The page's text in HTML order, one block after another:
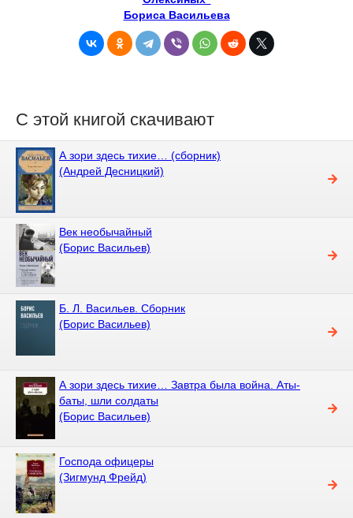
Бориса Васильева
С этой книгой скачивают
А зори здесь тихие… (сборник)
(Андрей Десницкий)
Век необычайный
(Борис Васильев)
Б. Л. Васильев. Сборник
(Борис Васильев)
А зори здесь тихие… Завтра была война. Аты-
баты, шли солдаты
(Борис Васильев)
Господа офицеры
(Зигмунд Фрейд)